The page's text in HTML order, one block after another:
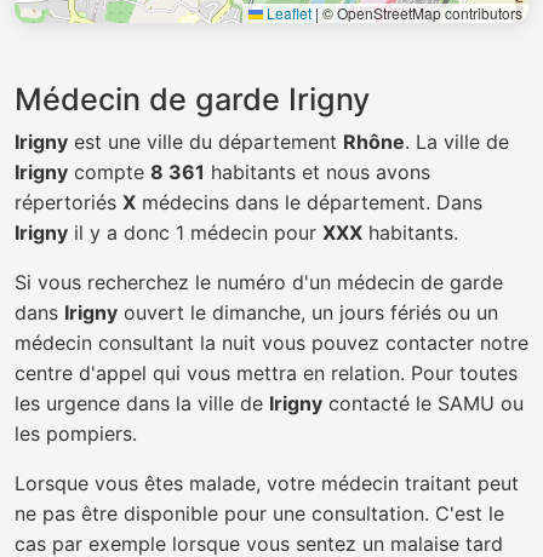
Leaflet | © OpenStreetMap contributors
Médecin de garde Irigny
Irigny est une ville du département Rhône. La ville de
Irigny compte 8 361 habitants et nous avons
répertoriés X médecins dans le département. Dans
Irigny il y a donc 1 médecin pour XXX habitants.
Si vous recherchez le numéro d'un médecin de garde
dans Irigny ouvert le dimanche, un jours fériés ou un
médecin consultant la nuit vous pouvez contacter notre
centre d'appel qui vous mettra en relation. Pour toutes
les urgence dans la ville de Irigny contacté le SAMU ou
les pompiers.
Lorsque vous êtes malade, votre médecin traitant peut
ne pas être disponible pour une consultation. C'est le
cas par exemple lorsque vous sentez un malaise tard